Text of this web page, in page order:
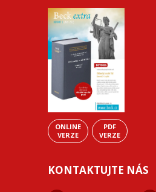
ONLINE
VERZE
PDF
VERZE
KONTAKTUJTE NÁS